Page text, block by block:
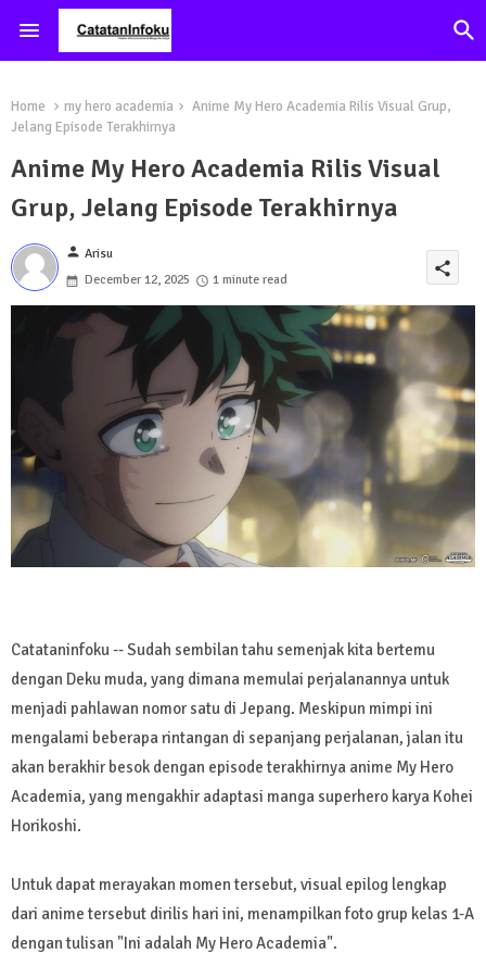
Home my hero academia
Anime My Hero Academia Rilis Visual Grup,
Jelang Episode Terakhirnya
Anime My Hero Academia Rilis Visual
Grup, Jelang Episode Terakhirnya
person Arisu
December 12, 2025
1 minute read
share
Catataninfoku -- Sudah sembilan tahu semenjak kita bertemu
dengan Deku muda, yang dimana memulai perjalanannya untuk
menjadi pahlawan nomor satu di Jepang. Meskipun mimpi ini
mengalami beberapa rintangan di sepanjang perjalanan, jalan itu
akan berakhir besok dengan episode terakhirnya anime My Hero
Academia, yang mengakhir adaptasi manga superhero karya Kohei
Horikoshi.
Untuk dapat merayakan momen tersebut, visual epilog lengkap
dari anime tersebut dirilis hari ini, menampilkan foto grup kelas 1-A
dengan tulisan "Ini adalah My Hero Academia".